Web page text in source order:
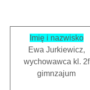
Imię i nazwisko
Ewa Jurkiewicz,
wychowawca kl. 2f
gimnzajum